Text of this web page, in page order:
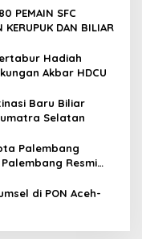
PEMAIN SFC
KERUPUK DAN BILIAR
Hadiah
Akbar HDCU
Baru Biliar
Selatan
Palembang
Resmi
di PON Aceh-